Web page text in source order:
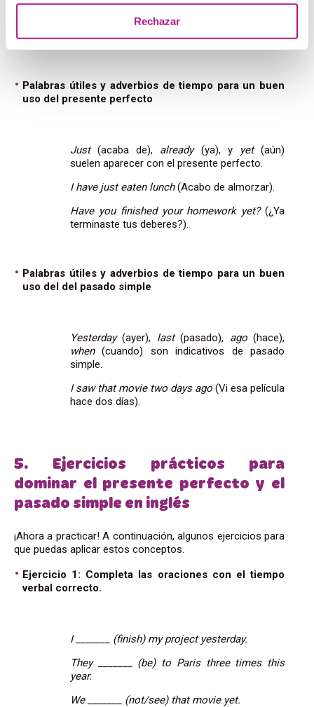
Rechazar
Si no hay un tiempo específico y quieres destacar la
de la acción en elpresente
perfecto.
Palabras útiles y adverbios de tiempo para un buen
uso del presente perfecto
Just(acaba de), already(ya), y yet(aún)
suelen aparecer con el presente perfecto.
I have just eaten lunch(Acabo de almorzar).
Have you finished your homework yet? (¿Ya
terminaste tus deberes?).
Palabras útiles y adverbios de tiempo para un buen
uso del del pasado simple
Yesterday(ayer), last(pasado), ago(hace),
when(cuando) son indicativos de pasado
simple.
I saw that movie two days ago (Vi esa película
hace dos días).
5. Ejercicios prácticos para
dominar el presente perfecto y el
pasado simple en inglés
¡Ahora a practicar! A continuación, algunos ejercicios para
que puedas aplicar estos conceptos.
Ejercicio 1: Completa las oraciones con el tiempo
verbal correcto.
I _______ (finish) my project yesterday.
They _______ (be) to Paris three times this
year.
We _______ (not/see) that movie yet.